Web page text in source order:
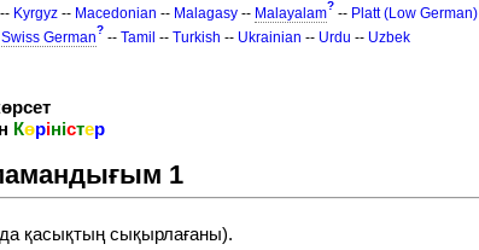
-- Kyrgyz -- Macedonian -- Malagasy -- Malayalam? -- Platt (Low German)
Swiss German? -- Tamil -- Turkish -- Ukrainian -- Urdu -- Uzbek
Көріністер
1
қасықтың сықырлағаны).